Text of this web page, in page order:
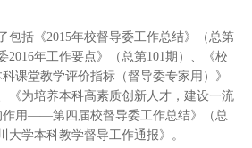
包括《2015年校督导委工作总结》（总第
2016年工作要点》（总第101期）、《校
课堂教学评价指标（督导委专家用）》
《为培养本科高素质创新人才，建设一流
作用——第四届校督导委工作总结》（总
大学本科教学督导工作通报》。